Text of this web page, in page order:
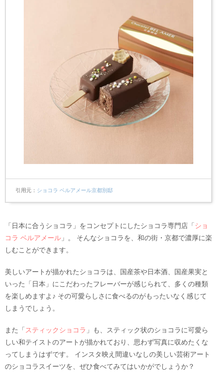
引用元 ショコラ ベルアメール京都別邸
「日本に合うショコラ」をコンセプトにしたショコラ専門店「 ショ
コラ ベルアメール 」。 そんなショコラを、和の街・京都で濃厚に楽
しむことができます。
美しいアートが描かれたショコラは、国産茶や日本酒、国産果実と
いった「日本」にこだわったフレーバーが感じられて、多くの種類
を楽しめますよ♪ その可愛らしさに食べるのがもったいなく感じて
しまうでしょう。
また「 スティックショコラ 」も、スティック状のショコラに可愛ら
しい和テイストのアートが描かれており、思わず写真に収めたくな
ってしまうはずです。 インスタ映え間違いなしの美しい芸術アート
のショコラスイーツを、ぜひ食べてみてはいかがでしょうか？